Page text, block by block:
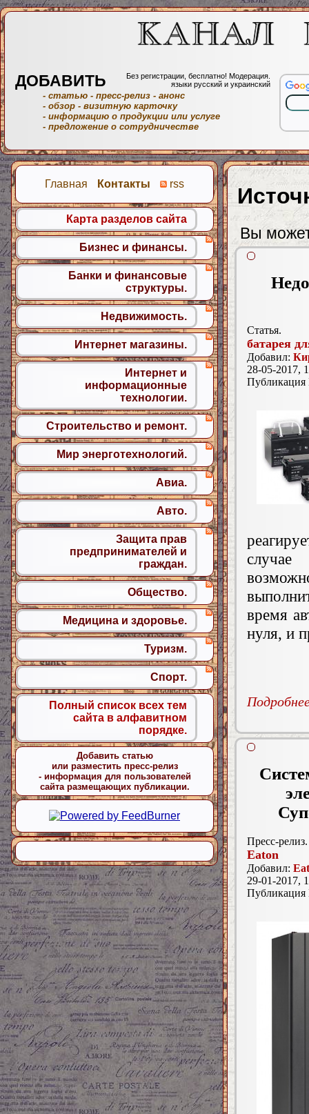
Вы
Статья.
батарея
Добавил:
28-05-2017,
время
нуля, и
Пресс-релиз.
Eaton
Добавил:
29-01-2017,
Главная Контакты rss
Карта разделов сайта
Бизнес и финансы.
Банки и финансовые
структуры.
Недвижимость.
Интернет магазины.
Интернет и
информационные
технологии.
Строительство и ремонт.
Мир энерготехнологий.
Авиа.
Авто.
Защита прав
предпринимателей и
граждан.
Общество.
Медицина и здоровье.
Туризм.
Спорт.
Полный список всех тем
сайта в алфавитном
порядке.
Добавить статью
или разместить пресс-релиз
- информация для пользователей
сайта размещающих публикации.
ДОБАВИТЬ
Без регистрации, бесплатно! Модерация.
языки русский и украинский
- статью - пресс-релиз - анонс
- обзор - визитную карточку
- информацию о продукции или услуге
- предложение о сотрудничестве